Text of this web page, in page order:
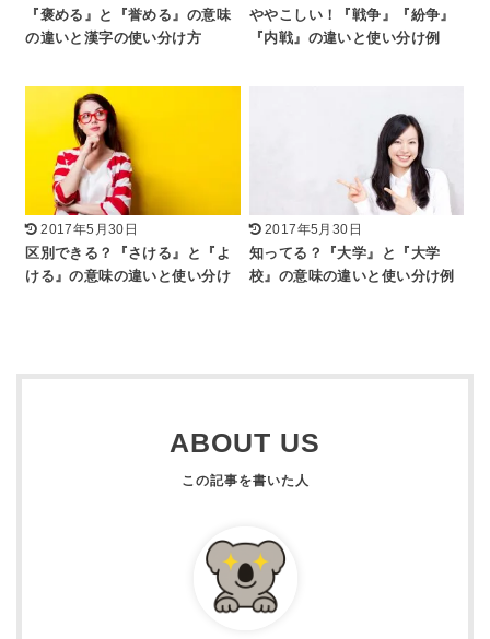
『褒める』と『誉める』の意味
の違いと漢字の使い分け方
ややこしい！『戦争』『紛争』
『内戦』の違いと使い分け例
2017年5月30日
区別できる？『さける』と『よ
ける』の意味の違いと使い分け
2017年5月30日
知ってる？『大学』と『大学
校』の意味の違いと使い分け例
ABOUT US